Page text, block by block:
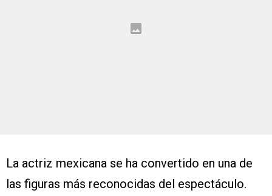
La actriz mexicana se ha convertido en una de
las figuras más reconocidas del espectáculo.